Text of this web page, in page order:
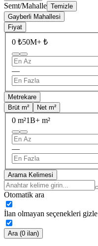
Semt/Mahalle Temizle
Gayberli Mahallesi
Fiyat
0 ₺50M+ ₺
—
Metrekare
Brüt m²
Net m²
0 m²1B+ m²
—
Arama Kelimesi
Otomatik ara
İlan olmayan seçenekleri gizle
Ara (0 ilan)